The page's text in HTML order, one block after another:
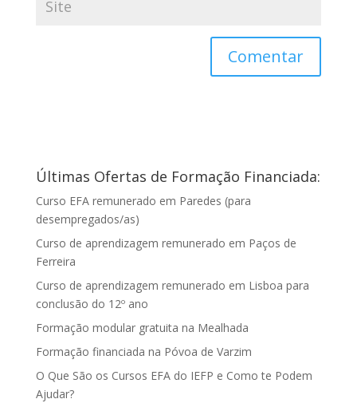
Últimas Ofertas de Formação Financiada:
Curso EFA remunerado em Paredes (para
desempregados/as)
Curso de aprendizagem remunerado em Paços de
Ferreira
Curso de aprendizagem remunerado em Lisboa para
conclusão do 12º ano
Formação modular gratuita na Mealhada
Formação financiada na Póvoa de Varzim
O Que São os Cursos EFA do IEFP e Como te Podem
Ajudar?